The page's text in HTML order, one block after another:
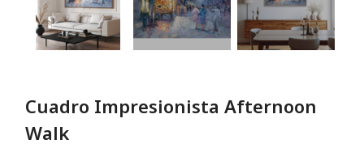
Cuadro Impresionista Afternoon
Walk